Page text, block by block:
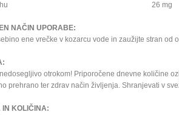
v prahu 26 mg
NAČIN UPORABE:
ene vrečke v kozarcu vode in zaužijte stran od
otrokom! Priporočene dnevne količine
prehrano ter zdrav način življenja. Shranjevati v
IN KOLIČINA: